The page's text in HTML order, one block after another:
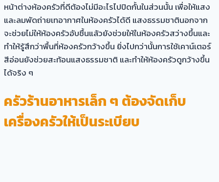
หน้าต่างห้องครัวที่ดีต้องไม่มีอะไรไปปิดกั้นในส่วนนั้น เพื่อให้แสง
และลมพัดถ่ายเทอากาศในห้องครัวได้ดี แสงธรรมชาตินอกจาก
จะช่วยไม่ให้ห้องครัวอับชื้นแล้วยังช่วยให้ในห้องครัวสว่างขึ้นและ
ทำให้รู้สึกว่าพื้นที่ห้องครัวกว้างขึ้น ยิ่งไปกว่านั้นการใช้เคาน์เตอร์
สีอ่อนยังช่วยสะท้อนแสงธรรมชาติ และทำให้ห้องครัวดูกว้างขึ้น
ได้จริง ๆ
ครัวร้านอาหารเล็ก ๆ ต้องจัดเก็บ
เครื่องครัวให้เป็นระเบียบ